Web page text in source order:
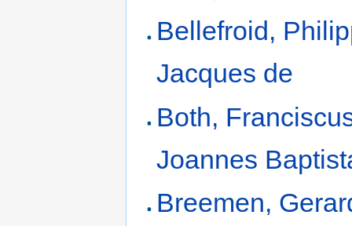
Bellefroid,
Jacques de
Both,
Joannes
Breemen,